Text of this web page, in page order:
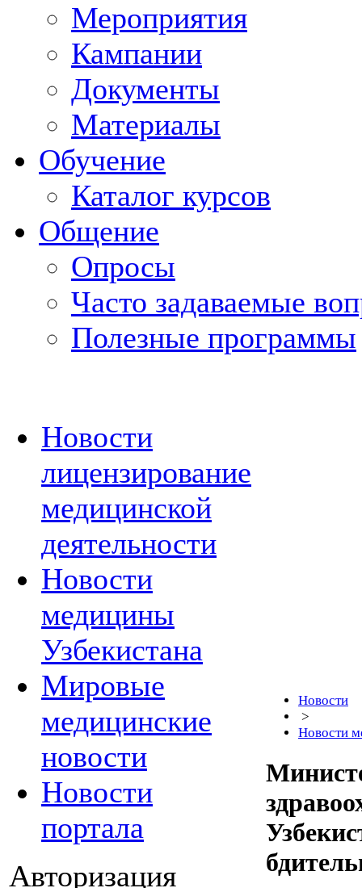
Мероприятия
Кампании
Документы
Материалы
Обучение
Каталог курсов
Общение
Опросы
Часто задаваемые
Полезные программы
Новости
лицензирование
медицинской
деятельности
Новости
медицины
Узбекистана
Мировые
медицинские
новости
Новости
портала
Авторизация
Новости
>
Новости